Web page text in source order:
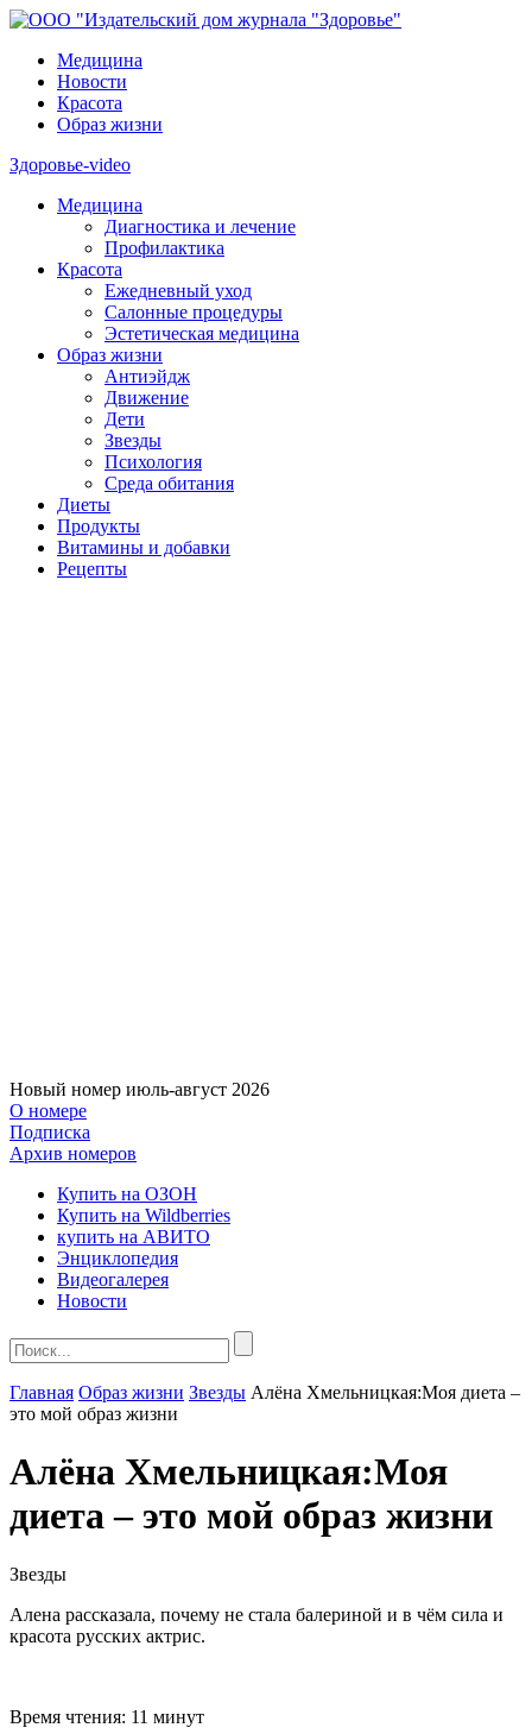
Медицина
Новости
Красота
Образ жизни
Здоровье-video
Медицина
Диагностика и лечение
Профилактика
Красота
Ежедневный уход
Салонные процедуры
Эстетическая медицина
Образ жизни
Антиэйдж
Движение
Дети
Звезды
Психология
Среда обитания
Диеты
Продукты
Витамины и добавки
Рецепты
Новый номер июль-август 2026
О номере
Подписка
Архив номеров
Купить на ОЗОН
Купить на Wildberries
купить на АВИТО
Энциклопедия
Видеогалерея
Новости
Главная Образ жизни Звезды Алёна Хмельницкая:Моя диета –
это мой образ жизни
Алёна Хмельницкая:Моя
диета – это мой образ жизни
Звезды
Алена рассказала, почему не стала балериной и в чём сила и
красота русских актрис.
Время чтения: 11 минут